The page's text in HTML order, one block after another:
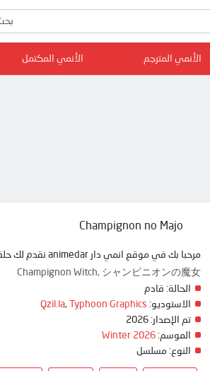
الأنمي المترجم الأنمي المكتمل
Champignon no Majo
مرحبا بك في موقع انمي دار animedar نقدم لك حلقات انمي Champignon no Majo مترجم عربي بجودة عالية على سرفرات متعددة, مشاهدة ممتعة
Champignon Witch, シャンピニオンの魔女
الحالة: قادم
الاستوديو:
Qzil.la,
Typhoon Graphics
تم الإصدار:
الموسم: Winter 2026
النوع: مسلسل